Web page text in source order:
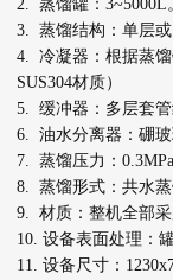
2. 蒸馏罐：3~5000L
3. 蒸馏结构：单层或
4. 冷凝器：根据蒸
SUS304材质）
5. 缓冲器：多层套管
6. 油水分离器：硼玻
7. 蒸馏压力：
8. 蒸馏形式：共水蒸
9. 材质：整机全部采
10. 设备表面处理：
11. 设备尺寸：